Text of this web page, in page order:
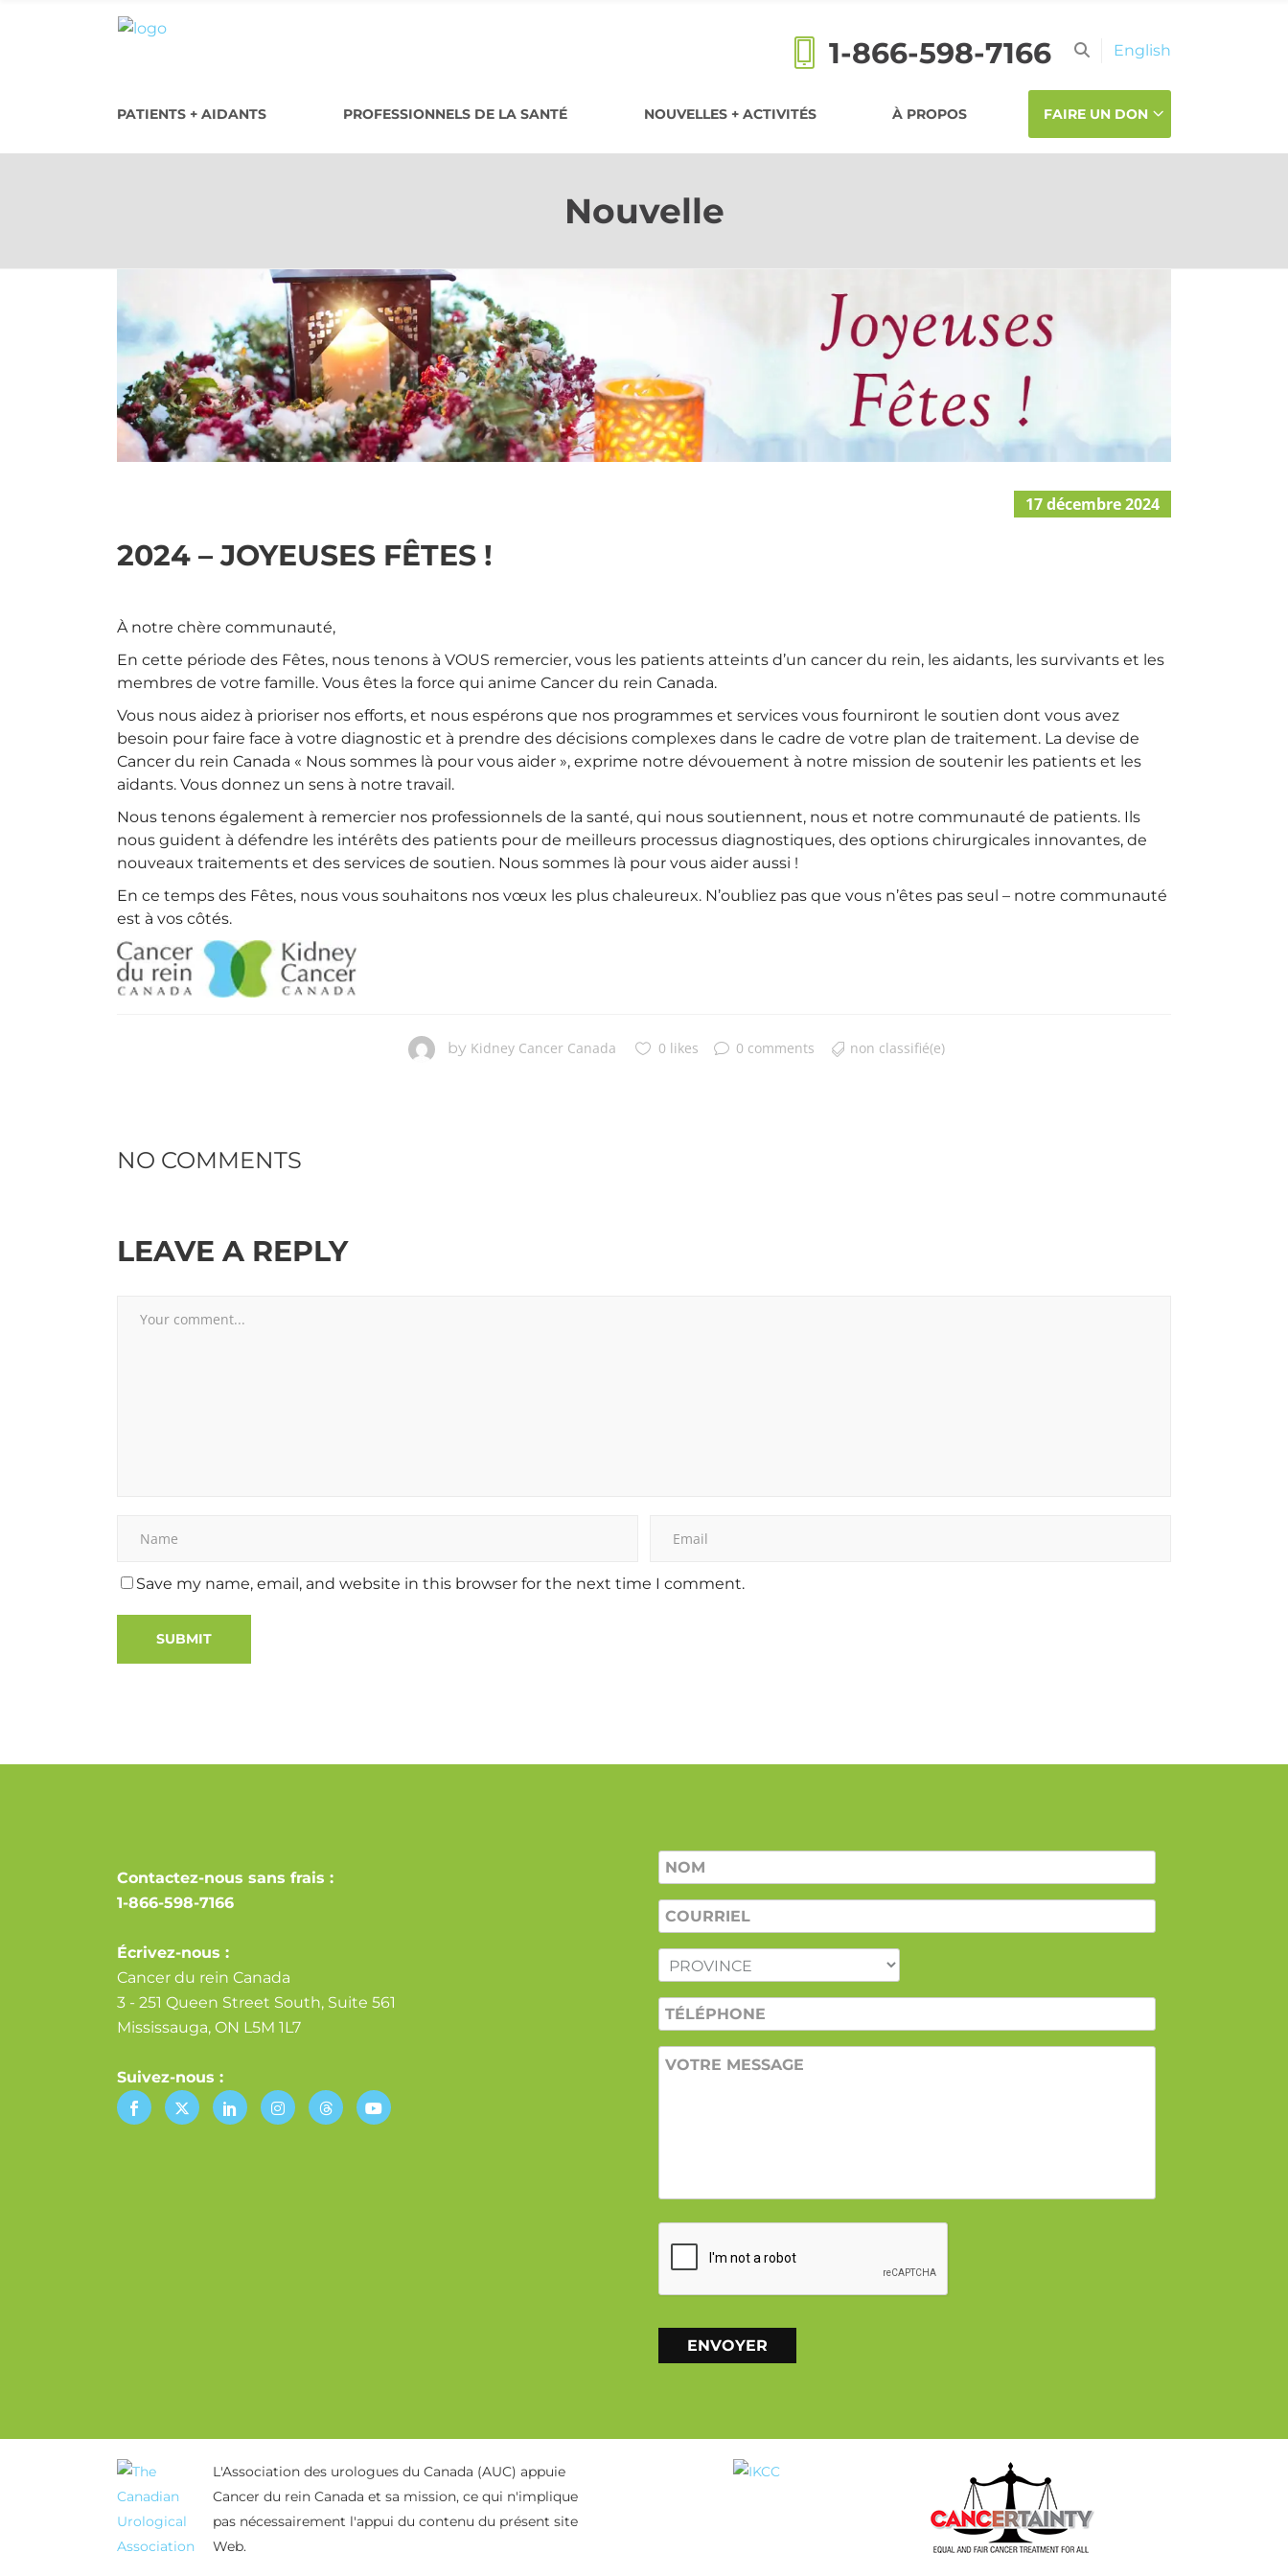
1-866-598-7166 English
PATIENTS + AIDANTS PROFESSIONNELS DE LA SANTÉ NOUVELLES + ACTIVITÉS À PROPOS FAIRE UN DON
Nouvelle
17 décembre 2024
2024 – JOYEUSES FÊTES !
À notre chère communauté,
En cette période des Fêtes, nous tenons à VOUS remercier, vous les patients atteints d’un cancer du rein, les aidants, les survivants et les
membres de votre famille. Vous êtes la force qui anime Cancer du rein Canada.
Vous nous aidez à prioriser nos efforts, et nous espérons que nos programmes et services vous fourniront le soutien dont vous avez
besoin pour faire face à votre diagnostic et à prendre des décisions complexes dans le cadre de votre plan de traitement. La devise de
Cancer du rein Canada « Nous sommes là pour vous aider », exprime notre dévouement à notre mission de soutenir les patients et les
aidants. Vous donnez un sens à notre travail.
Nous tenons également à remercier nos professionnels de la santé, qui nous soutiennent, nous et notre communauté de patients. Ils
nous guident à défendre les intérêts des patients pour de meilleurs processus diagnostiques, des options chirurgicales innovantes, de
nouveaux traitements et des services de soutien. Nous sommes là pour vous aider aussi !
En ce temps des Fêtes, nous vous souhaitons nos vœux les plus chaleureux. N’oubliez pas que vous n’êtes pas seul – notre communauté
est à vos côtés.
by Kidney Cancer Canada 0 likes 0 comments non classifié(e)
NO COMMENTS
LEAVE A REPLY
Save my name, email, and website in this browser for the next time I comment.
Contactez-nous sans frais :
1-866-598-7166
Écrivez-nous :
Cancer du rein Canada
3 - 251 Queen Street South, Suite 561
Mississauga, ON L5M 1L7
Suivez-nous :
Nom
COURRIEL
PROVINCE
TÉLÉPHONE
VOTRE
MESSAGE
L'Association des urologues du Canada (AUC) appuie
Cancer du rein Canada et sa mission, ce qui n'implique
pas nécessairement l'appui du contenu du présent site
Web.